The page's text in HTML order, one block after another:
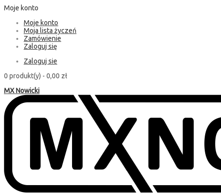
Moje konto
Moje konto
Moja lista życzeń
Zamówienie
Zaloguj się
Zaloguj sie
0 produkt(y) - 0,00 zł
MX Nowicki